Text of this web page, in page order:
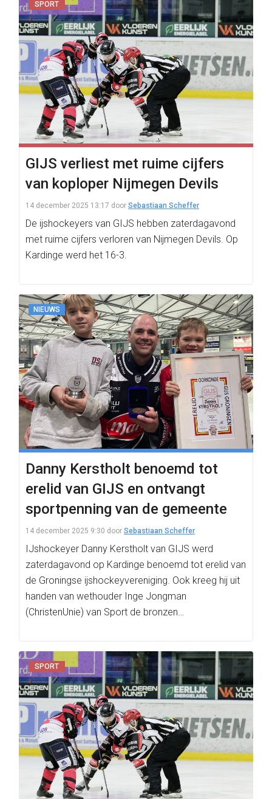
SPORT
GIJS verliest met ruime cijfers
van koploper Nijmegen Devils
14 december 2025 13:17 door Sebastiaan Scheffer
De ijshockeyers van GIJS hebben zaterdagavond
met ruime cijfers verloren van Nijmegen Devils. Op
Kardinge werd het 16-3.
NIEUWS
Danny Kerstholt benoemd tot
erelid van GIJS en ontvangt
sportpenning van de gemeente
14 december 2025 9:30 door Sebastiaan Scheffer
IJshockeyer Danny Kerstholt van GIJS werd
zaterdagavond op Kardinge benoemd tot erelid van
de Groningse ijshockeyvereniging. Ook kreeg hij uit
handen van wethouder Inge Jongman
(ChristenUnie) van Sport de bronzen…
SPORT